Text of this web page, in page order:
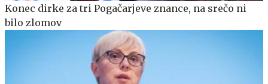
Konec dirke za tri Pogačarjeve znance, na srečo ni
bilo zlomov